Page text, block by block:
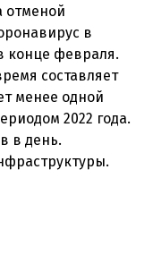
отменой
в
конце февраля.
составляет
менее одной
2022 года.
в день.